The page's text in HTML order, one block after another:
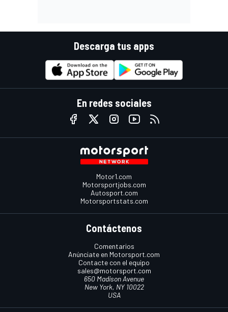
Descarga tus apps
En redes sociales
Motor1.com
Motorsportjobs.com
Autosport.com
Motorsportstats.com
Contáctenos
Comentarios
Anúnciate en Motorsport.com
Contacte con el equipo
sales@motorsport.com
650 Madison Avenue
New York, NY 10022
USA